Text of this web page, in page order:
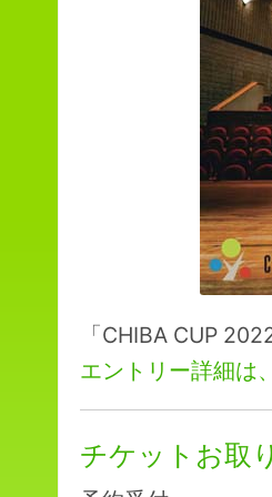
「CHIBA CUP
エントリー詳細は
チケットお取